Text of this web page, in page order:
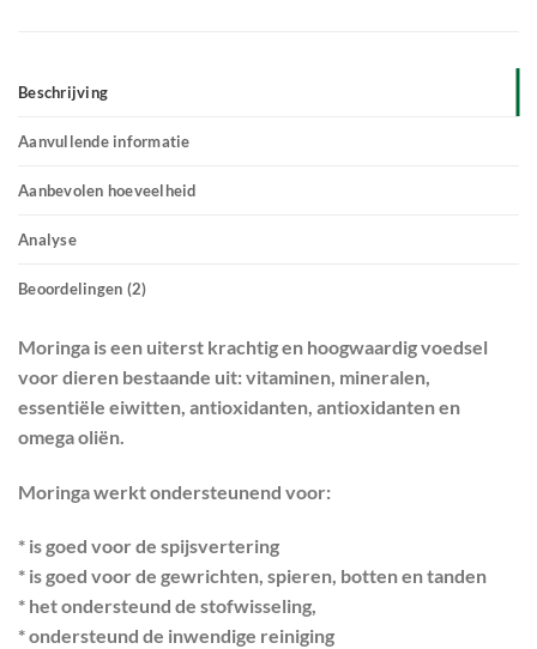
Beschrijving
Aanvullende informatie
Aanbevolen hoeveelheid
Analyse
Beoordelingen (2)
Moringa is een uiterst krachtig en hoogwaardig voedsel
voor dieren bestaande uit: vitaminen, mineralen,
essentiële eiwitten, antioxidanten, antioxidanten en
omega oliën.
Moringa werkt ondersteunend voor:
* is goed voor de spijsvertering
* is goed voor de gewrichten, spieren, botten en tanden
* het ondersteund de stofwisseling,
* ondersteund de inwendige reiniging